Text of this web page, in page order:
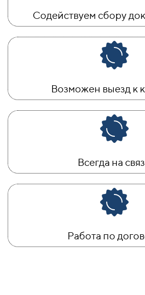
Содействуем сбору
Возможен выезд к
Всегда на
Работа по